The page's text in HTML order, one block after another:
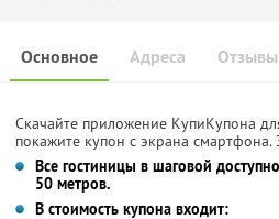
Основное Отзывы
Адреса
Скачайте приложение КупиКупона
покажите купон с экрана смартфона.
Все гостиницы в шаговой
50 метров.
В стоимость купона входит: